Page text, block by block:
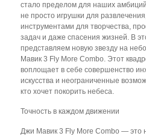
стало пределом для наших
не просто игрушки для
инструментами для творчества,
задач и даже спасения жизней. В
представляем новую звезду на
Мавик 3 Fly More Combo. Этот
воплощает в себе совершенство
искусства и неограниченные
кто хочет покорить небеса.
Точность в каждом движении
Джи Мавик 3 Fly More Combo — это